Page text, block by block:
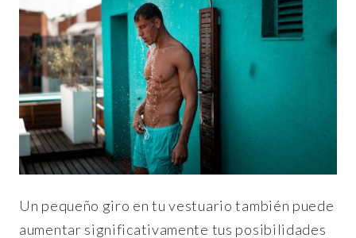
Un pequeño giro en tu vestuario también puede
aumentar significativamente tus posibilidades